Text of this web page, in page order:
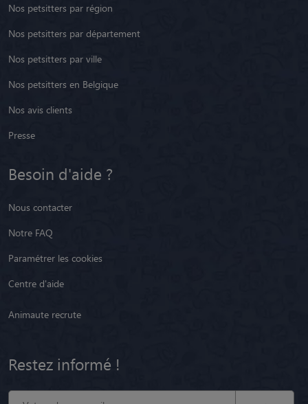
Nos petsitters par région
Nos petsitters par département
Nos petsitters par ville
Nos petsitters en Belgique
Nos avis clients
Presse
Besoin d'aide ?
Nous contacter
Notre FAQ
Paramétrer les cookies
Centre d'aide
Animaute recrute
Restez informé !